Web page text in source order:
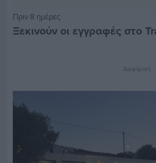
Πριν 8 ημέρες
Ξεκινούν οι εγγραφές στο
Διαφήμιση